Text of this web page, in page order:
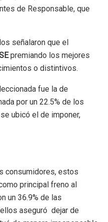
de Responsable, que
señalaron que el
premiando los mejores
o distintivos.
fue la de
por un 22.5% de los
ubicó el de imponer,
consumidores, estos
principal freno al
un 36.9% de las
aseguró dejar de